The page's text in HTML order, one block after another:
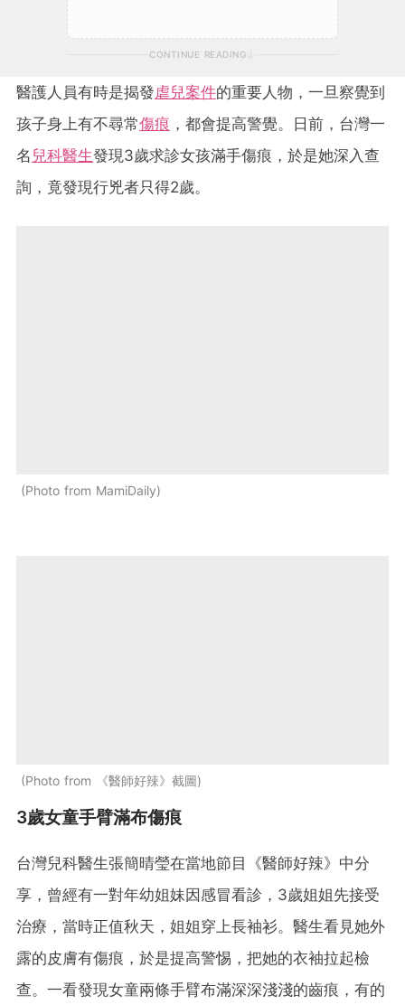
CONTINUE READING
醫護人員有時是揭發虐兒案件的重要人物，一旦察覺到
孩子身上有不尋常傷痕 ，都會提高警覺。日前，台灣一
名 兒科醫生發現3歲求診女孩滿手傷痕，於是她深入查
詢，竟發現行兇者只得2歲。
Photo from MamiDaily
Photo from 《醫師好辣》截圖
3歲女童手臂滿布傷痕
台灣兒科醫生張簡晴瑩在當地節目《醫師好辣》中分
享，曾經有一對年幼姐妹因感冒看診，3歲姐姐先接受
治療，當時正值秋天，姐姐穿上長袖衫。醫生看見她外
露的皮膚有傷痕，於是提高警惕，把她的衣袖拉起檢
查。一看發現女童兩條手臂布滿深深淺淺的齒痕，有的